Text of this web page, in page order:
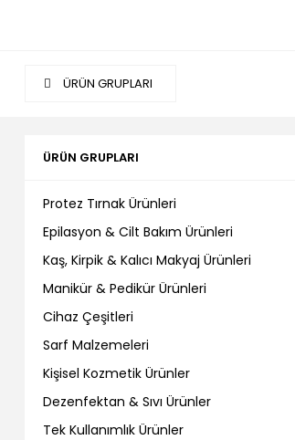
ÜRÜN GRUPLARI
ÜRÜN GRUPLARI
Protez Tırnak Ürünleri
Epilasyon & Cilt Bakım Ürünleri
Kaş, Kirpik & Kalıcı Makyaj Ürünleri
Manikür & Pedikür Ürünleri
Cihaz Çeşitleri
Sarf Malzemeleri
Kişisel Kozmetik Ürünler
Dezenfektan & Sıvı Ürünler
Tek Kullanımlık Ürünler